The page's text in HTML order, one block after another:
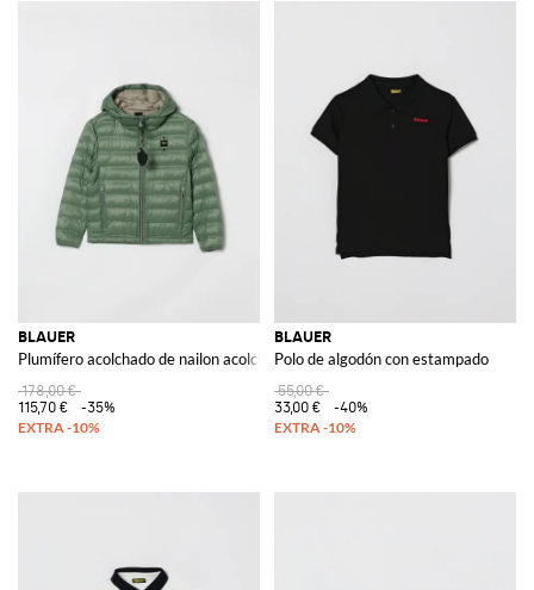
BLAUER
Plumífero acolchado de nailon acolchado
178,00 €
115,70 €
-35%
BLAUER
Polo de algodón con estampado
55,00 €
33,00 €
-40%